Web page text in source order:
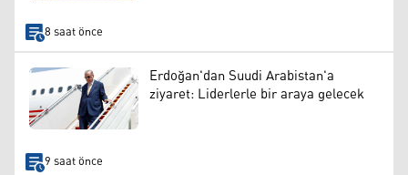
8 saat önce
Erdoğan'dan Suudi Arabistan'a
ziyaret: Liderlerle bir araya gelecek
9 saat önce